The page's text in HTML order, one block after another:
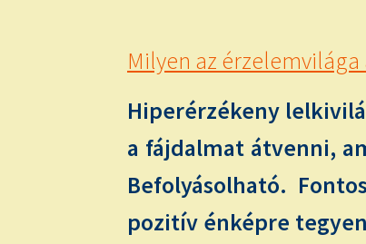
Milyen az
Hiperérzékeny
a fájdalmat átvenni,
Befolyásolható.
pozitív énképre